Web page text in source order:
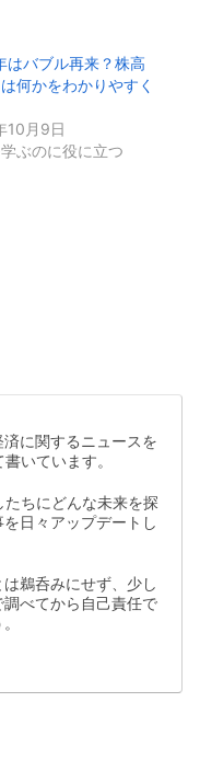
はバブル再来？株高
何かをわかりやすく
10月9日
ぶのに役に立つ
に関するニュースを
いています。
ちにどんな未来を探
日々アップデートし
鵜呑みにせず、少し
べてから自己責任で